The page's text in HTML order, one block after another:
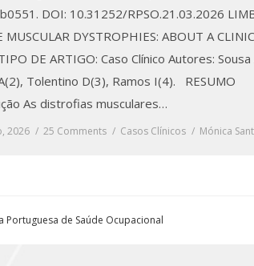
DOI: 10.31252/RPSO.21.03.2026
MUSCULAR DYSTROPHIES: ABOUT A
DE ARTIGO: Caso Clínico Autores: Sousa
Tolentino D(3), Ramos I(4). RESUMO
As distrofias musculares…
2026 25 Comments Casos Clínicos Mónica
Portuguesa de Saúde Ocupacional